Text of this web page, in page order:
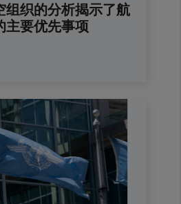
组织的分析揭示了航
主要优先事项